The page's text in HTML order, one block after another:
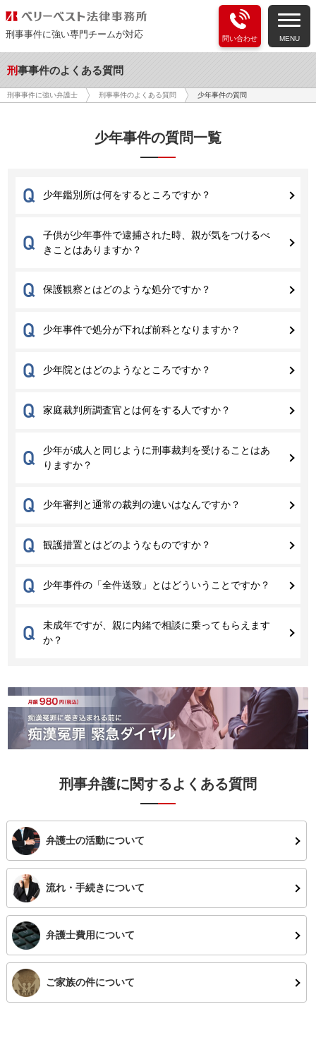
刑事事件に強い専門チームが対応 問い合わせ MENU
刑事事件のよくある質問
刑事事件に強い弁護士 刑事事件のよくある質問 少年事件の質問
少年事件の質問一覧
Q 少年鑑別所は何をするところですか？
Q
子供が少年事件で逮捕された時、親が気をつけるべ
きことはありますか？
Q 保護観察とはどのような処分ですか？
Q 少年事件で処分が下れば前科となりますか？
Q 少年院とはどのようなところですか？
Q 家庭裁判所調査官とは何をする人ですか？
Q
少年が成人と同じように刑事裁判を受けることはあ
りますか？
Q 少年審判と通常の裁判の違いはなんですか？
Q 観護措置とはどのようなものですか？
Q 少年事件の「全件送致」とはどういうことですか？
Q
未成年ですが、親に内緒で相談に乗ってもらえます
か？
刑事弁護に関するよくある質問
弁護士の活動について
流れ・手続きについて
弁護士費用について
ご家族の件について